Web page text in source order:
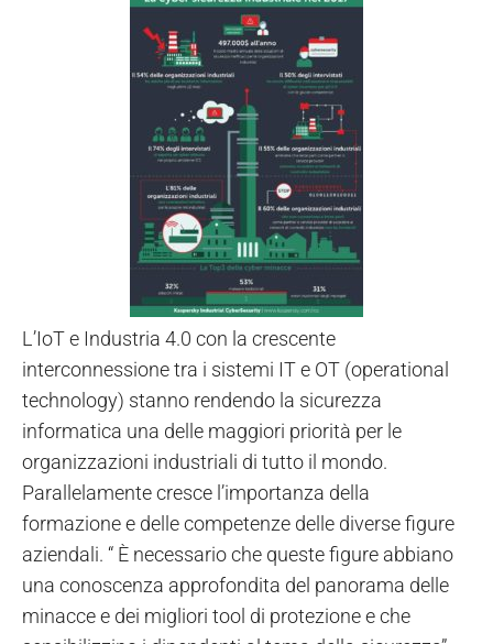
L’IoT e Industria 4.0 con la crescente
interconnessione tra i sistemi IT e OT (operational
technology) stanno rendendo la sicurezza
informatica una delle maggiori priorità per le
organizzazioni industriali di tutto il mondo.
Parallelamente cresce l’importanza della
formazione e delle competenze delle diverse figure
aziendali. “ È necessario che queste figure abbiano
una conoscenza approfondita del panorama delle
minacce e dei migliori tool di protezione e che